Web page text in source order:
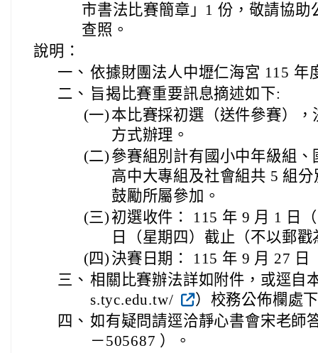
市書法比賽簡章」1 份，敬請協
查照。
說明：
一、 依據財團法人中壢仁海宮 115 年
二、 旨揭比賽重要訊息摘述如下:
(一) 本比賽採初選（送件參賽）
方式辦理。
(二) 參賽組別計有國小中年級組
高中大專組及社會組共 5 組
鼓勵所屬參加。
(三) 初選收件： 115 年 9 月 1 日
日（星期四）截止（不以郵
(四) 決賽日期： 115 年 9 月 27 日
三、 相關比賽辦法詳如附件，或逕自
s.tyc.edu.tw/
）校務公佈欄處
四、 如有疑問請逕洽靜心書會宋老師
－505687 ）。